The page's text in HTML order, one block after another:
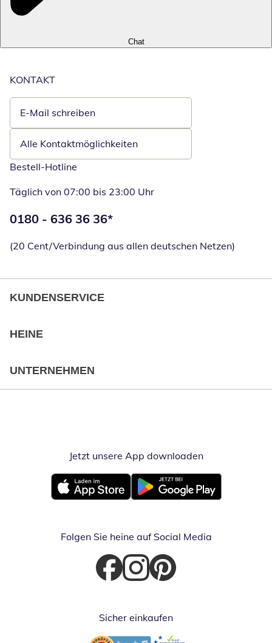
Chat
KONTAKT
E-Mail schreiben
Öffnet E-Mail-Client
Alle Kontaktmöglichkeiten
Bestell-Hotline
Täglich von 07:00 bis 23:00 Uhr
Telefonnummer:
0180 - 636 36 36*
(20 Cent/Verbindung aus allen deutschen Netzen)
KUNDENSERVICE
HEINE
UNTERNEHMEN
Jetzt unsere App downloadenÖffnet in
Öffnet in neuem FensterÖffnet in neuem Fenster
Folgen Sie heine auf Social Media
Öffnet in neuem Fenster
Öffnet in neuem Fenster
Öffnet in neuem Fenster
Sicher einkaufen